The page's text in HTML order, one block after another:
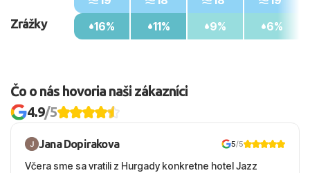
Zrážky
16%
11%
9%
6%
Čo o nás hovoria naši zákazníci
4.9/5
Jana Dopirakova 5/5
Včera sme sa vratili z Hurgady konkretne hotel Jazz